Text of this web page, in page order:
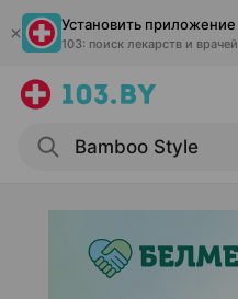
Установить приложение
103: поиск лекарств и врачей